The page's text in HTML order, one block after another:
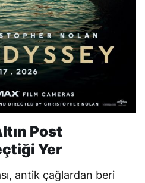
Post
Yer
antik çağlardan beri